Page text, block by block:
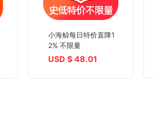
小海鲸每日特价直降1
2% 不限量
USD $ 48.01